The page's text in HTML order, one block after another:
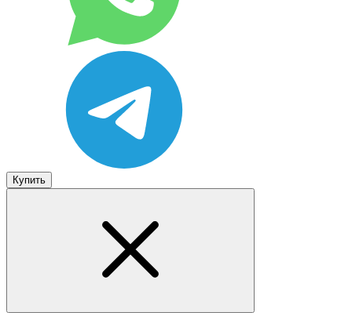
Купить